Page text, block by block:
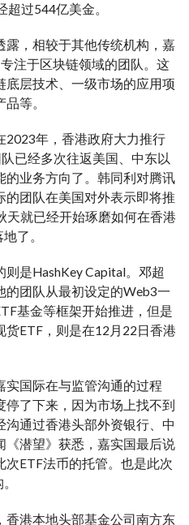
过544亿美金。
露，相较于其他传统机构，嘉
注于区块链领域的团队。这
层技术、一级市场的应用项
等。
2023年，香港政府大力推行
已经多次往返美国、中东以
的业务方向了。韩同利对腾讯
的团队在美国对外表示即将推
天就已经开始琢磨如何在香港
了。
是HashKey Capital。邓超
的团队从最初设定的Web3一
基金等框架开始推进，但是
ETF，则是在12月22日香港
实国际在与监管沟通的过程
了下来，因为市场上找不到
通过香港头部外资银行、中
《潜望》获悉，嘉实国最后说
次ETF法币的托管。也是此次
香港本地头部基金公司南方东